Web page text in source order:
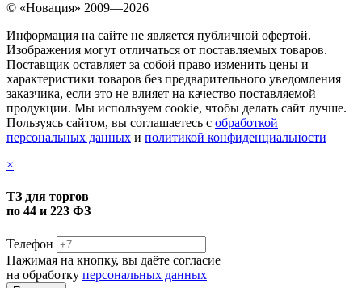
© «Новация» 2009—2026
Информация на сайте не является публичной офертой.
Изображения могут отличаться от поставляемых товаров.
Поставщик оставляет за собой право изменить цены и
характеристики товаров без предварительного уведомления
заказчика, если это не влияет на качество поставляемой
продукции. Мы используем cookie, чтобы делать сайт лучше.
Пользуясь сайтом, вы соглашаетесь с обработкой
персональных данных и политикой конфиденциальности
×
ТЗ для торгов
по 44 и 223 ФЗ
Телефон
Нажимая на кнопку, вы даёте согласие
на обработку персональных данных